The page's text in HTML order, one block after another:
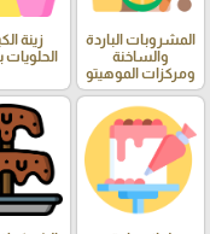
المشروبات الباردة
والساخنة
ومركزات الموهيتو
زينة
الحلويات